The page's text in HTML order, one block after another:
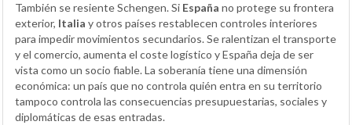
También se resiente Schengen. Si España no protege su frontera
exterior, Italia y otros países restablecen controles interiores
para impedir movimientos secundarios. Se ralentizan el transporte
y el comercio, aumenta el coste logístico y España deja de ser
vista como un socio fiable. La soberanía tiene una dimensión
económica: un país que no controla quién entra en su territorio
tampoco controla las consecuencias presupuestarias, sociales y
diplomáticas de esas entradas.